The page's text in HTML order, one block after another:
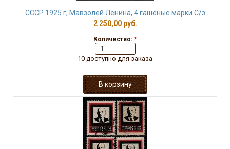
СССР 1925 г, Мавзолей Ленина, 4 гашёные марки С/з
2 250,00 руб.
Количество: *
10 доступно для заказа